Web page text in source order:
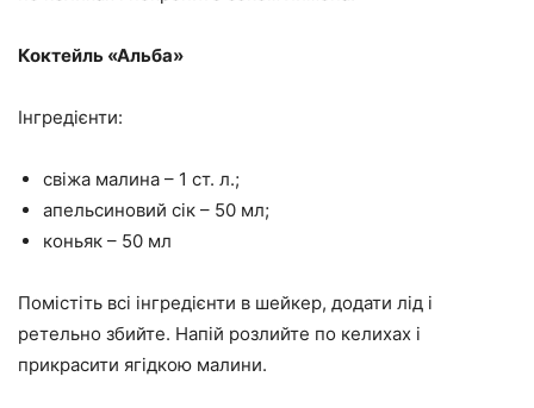
Коктейль «Альба»
Інгредієнти:
свіжа малина – 1 ст. л.;
апельсиновий сік – 50 мл;
коньяк – 50 мл
Помістіть всі інгредієнти в шейкер, додати лід і
ретельно збийте. Напій розлийте по келихах і
прикрасити ягідкою малини.